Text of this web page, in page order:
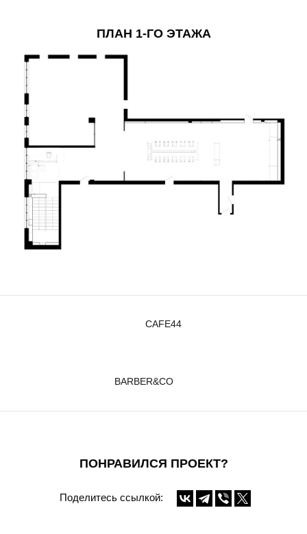
ПЛАН 1-ГО ЭТАЖА
CAFE44
BARBER&CO
ПОНРАВИЛСЯ ПРОЕКТ?
Поделитесь ссылкой: